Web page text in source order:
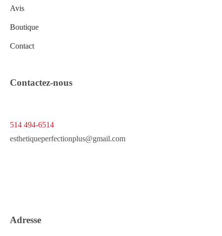
Avis
Boutique
Contact
Contactez-nous
514 494-6514
esthetiqueperfectionplus@gmail.com
Adresse